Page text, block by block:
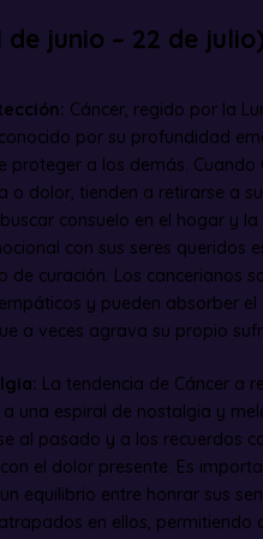
de junio – 22 de julio)
Cáncer, regido por la
por su profundidad
proteger a los demás. Cuando
o dolor, tienden a retirarse a su
consuelo en el hogar y la
con sus seres queridos
de curación. Los cancerianos
y pueden absorber el
a veces agrava su propio
La tendencia de Cáncer a
una espiral de nostalgia y
al pasado y a los recuerdos
el dolor presente. Es
equilibrio entre honrar sus
en ellos, permitiendo